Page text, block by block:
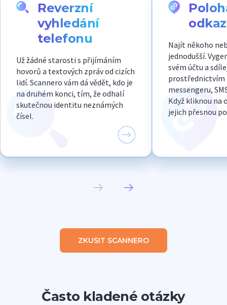
Reverzní
vyhledání
telefonu
Už žádné starosti s přijímáním
hovorů a textových zpráv od cizích
lidí. Scannero vám dá vědět, kdo je
na druhém konci, tím, že odhalí
skutečnou identitu neznámých
čísel.
Najít někoho
jednodušší.
svém účtu a
messengeru,
Když kliknou na
jejich přesnou
ZKUSIT SCANNERO
Často kladené otázky